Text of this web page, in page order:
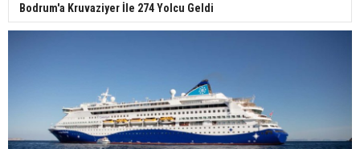
Bodrum'a Kruvaziyer İle 274 Yolcu Geldi